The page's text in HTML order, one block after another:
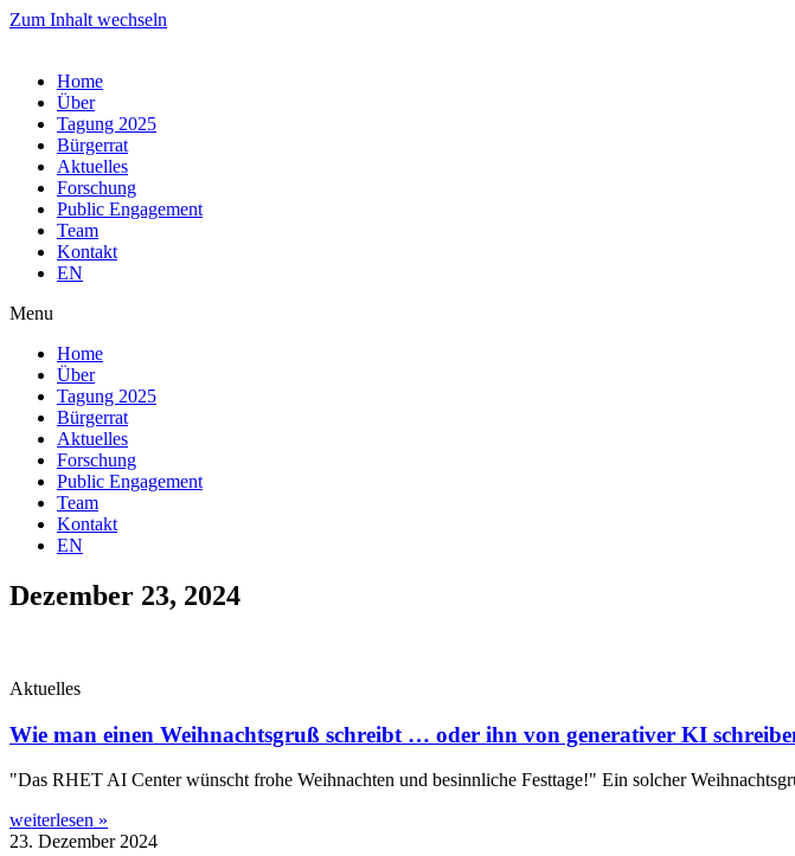
Zum Inhalt wechseln
Home
Über
Tagung 2025
Bürgerrat
Aktuelles
Forschung
Public Engagement
Team
Kontakt
EN
Menu
Home
Über
Tagung 2025
Bürgerrat
Aktuelles
Forschung
Public Engagement
Team
Kontakt
EN
Dezember 23, 2024
Aktuelles
Wie man einen Weihnachtsgruß schreibt … oder ihn von generativer KI
"Das RHET AI Cen­ter wünscht fro­he Weih­nach­ten und besinn­li­che Fest­ta­ge!" Ein sol­cher
weiterlesen »
23. Dezember 2024